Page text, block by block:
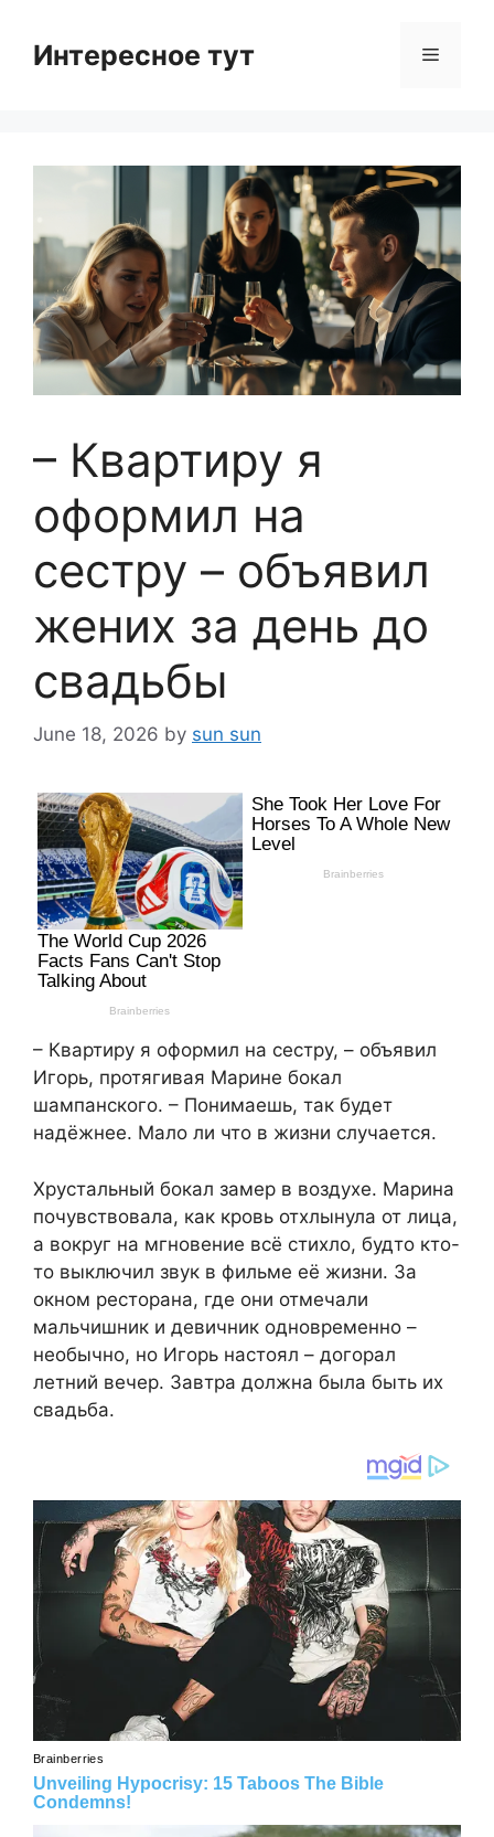
contentИнтересное тут Menu
– Квартиру я
оформил на
сестру – объявил
жених за день до
свадьбы
June 18, 2026 by sun sun
– Квартиру я оформил на сестру, – объявил
Игорь, протягивая Марине бокал
шампанского. – Понимаешь, так будет
надёжнее. Мало ли что в жизни случается.
Хрустальный бокал замер в воздухе. Марина
почувствовала, как кровь отхлынула от лица,
а вокруг на мгновение всё стихло, будто кто-
то выключил звук в фильме её жизни. За
окном ресторана, где они отмечали
мальчишник и девичник одновременно –
необычно, но Игорь настоял – догорал
летний вечер. Завтра должна была быть их
свадьба.